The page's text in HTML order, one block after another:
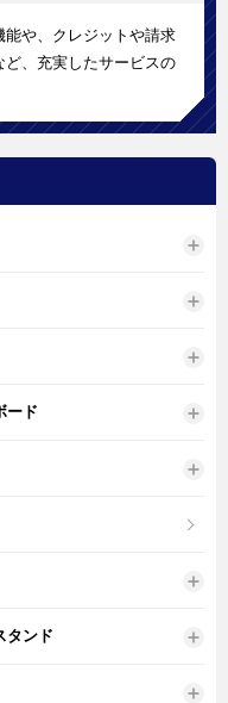
や、クレジットや請求
、充実したサービスの
ード
タンド